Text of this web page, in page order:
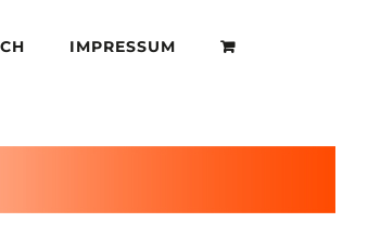
IMPRESSUM